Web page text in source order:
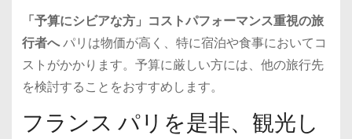
「予算にシビアな方」コストパフォーマンス重視の旅
行者へパリは物価が高く、特に宿泊や食事においてコ
ストがかかります。予算に厳しい方には、他の旅行先
を検討することをおすすめします。
フランス パリを是非、観光し